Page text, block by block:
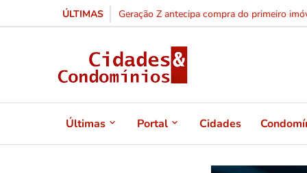
ÚLTIMAS Geração Z antecipa compra do primeiro
Últimas Portal Cidades